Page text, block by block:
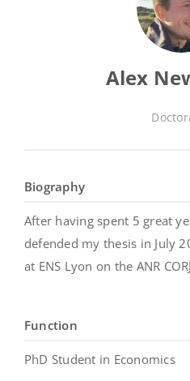
Alex
Biography
After having spent 5 great
defended my thesis in July
at ENS Lyon on the ANR
Function
PhD Student in Economics